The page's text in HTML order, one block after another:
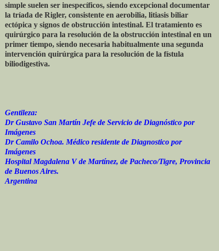
simple suelen ser inespecíficos, siendo excepcional documentar
la tríada de Rigler, consistente en aerobilia, litiasis biliar
ectópica y signos de obstrucción intestinal. El tratamiento es
quirúrgico para la resolución de la obstrucción intestinal en un
primer tiempo, siendo necesaria habitualmente una segunda
intervención quirúrgica para la resolución de la fístula
biliodigestiva.
Gentileza:
Dr Gustavo San Martín Jefe de Servicio de Diagnóstico por
Imágenes
Dr Camilo Ochoa. Médico residente de Diagnostico por
Imágenes
Hospital Magdalena V de Martínez, de Pacheco/Tigre, Provincia
de Buenos Aires.
Argentina